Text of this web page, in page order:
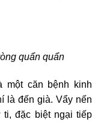
quẩn quẩn
một căn bệnh kinh
là đến già. Vẩy nến
ti, đặc biệt ngại tiếp